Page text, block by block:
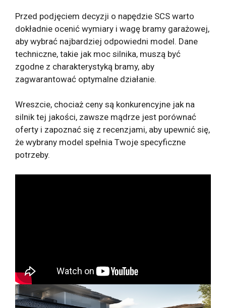
Przed podjęciem decyzji o napędzie SCS warto
dokładnie ocenić wymiary i wagę bramy garażowej,
aby wybrać najbardziej odpowiedni model. Dane
techniczne, takie jak moc silnika, muszą być
zgodne z charakterystyką bramy, aby
zagwarantować optymalne działanie.
Wreszcie, chociaż ceny są konkurencyjne jak na
silnik tej jakości, zawsze mądrze jest porównać
oferty i zapoznać się z recenzjami, aby upewnić się,
że wybrany model spełnia Twoje specyficzne
potrzeby.